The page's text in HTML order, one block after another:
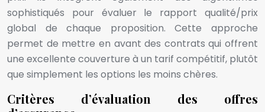
sophistiqués pour évaluer le rapport qualité/prix
global de chaque proposition. Cette approche
permet de mettre en avant des contrats qui offrent
une excellente couverture à un tarif compétitif, plutôt
que simplement les options les moins chères.
Critères d’évaluation des offres